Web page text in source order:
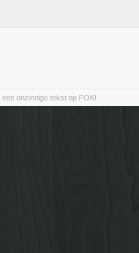
een onzinnige tekst op FOK!